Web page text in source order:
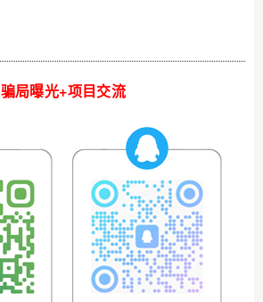
骗局曝光+项目交流